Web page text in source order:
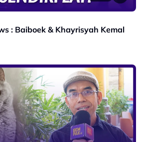
: Baiboek & Khayrisyah Kemal